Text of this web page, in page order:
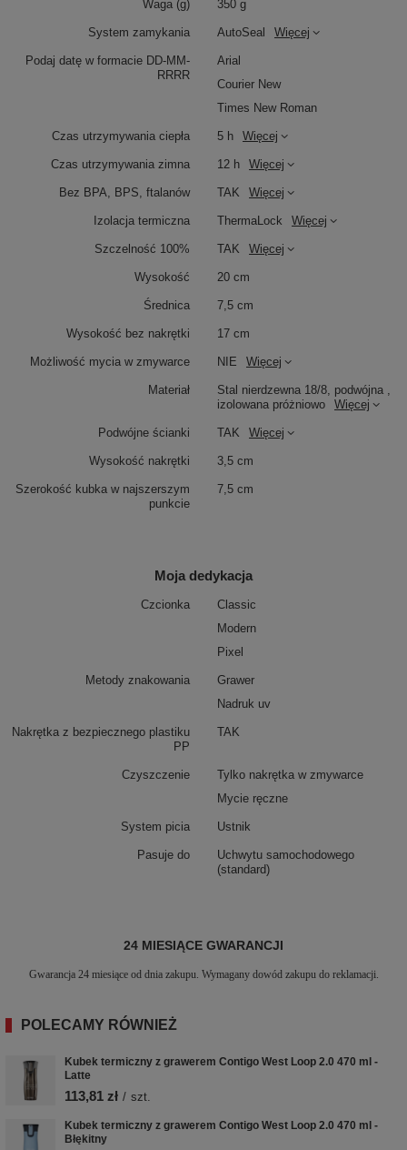
Waga (g) 350 g
System zamykania AutoSeal Więcej
Podaj datę w formacie DD-MM-
RRRR
Arial
Courier New
Times New Roman
Czas utrzymywania ciepła 5 h Więcej
Czas utrzymywania zimna 12 h Więcej
Bez BPA, BPS, ftalanów TAK Więcej
Izolacja termiczna ThermaLock Więcej
Szczelność 100% TAK Więcej
Wysokość 20 cm
Średnica 7,5 cm
Wysokość bez nakrętki 17 cm
Możliwość mycia w zmywarce NIE Więcej
Materiał
Stal nierdzewna 18/8, podwójna ,
izolowana próżniowo
Więcej
Podwójne ścianki TAK Więcej
Wysokość nakrętki 3,5 cm
Szerokość kubka w najszerszym
punkcie
7,5 cm
Moja dedykacja
Czcionka
Classic
Modern
Pixel
Metody znakowania
Grawer
Nadruk uv
Nakrętka z bezpiecznego plastiku
PP
TAK
Czyszczenie
Tylko nakrętka w zmywarce
Mycie ręczne
System picia Ustnik
Pasuje do
Uchwytu samochodowego
(standard)
24 MIESIĄCE GWARANCJI
Gwarancja 24 miesiące od dnia zakupu. Wymagany dowód zakupu do reklamacji.
POLECAMY RÓWNIEŻ
Kubek termiczny z grawerem Contigo West Loop 2.0 470 ml -
Latte
113,81 zł / szt.
Kubek termiczny z grawerem Contigo West Loop 2.0 470 ml -
Błękitny